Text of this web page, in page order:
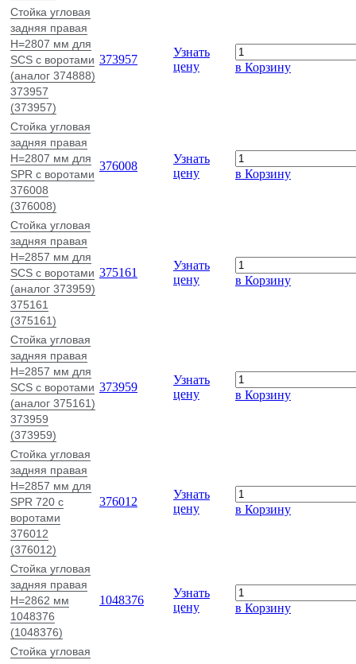
Стойка угловая
задняя правая
H=2807 мм для
SCS с воротами
(аналог 374888)
373957
(373957)
373957
Узнать
цену
в Корзину
Стойка угловая
задняя правая
H=2807 мм для
SPR с воротами
376008
(376008)
376008
Узнать
цену
в Корзину
Стойка угловая
задняя правая
H=2857 мм для
SCS с воротами
(аналог 373959)
375161
(375161)
375161
Узнать
цену
в Корзину
Стойка угловая
задняя правая
H=2857 мм для
SCS с воротами
(аналог 375161)
373959
(373959)
373959
Узнать
цену
в Корзину
Стойка угловая
задняя правая
H=2857 мм для
SPR 720 с
воротами
376012
(376012)
376012
Узнать
цену
в Корзину
Стойка угловая
задняя правая
H=2862 мм
1048376
(1048376)
1048376
Узнать
цену
в Корзину
Стойка угловая